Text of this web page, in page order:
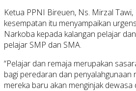
Ketua PPNI Bireuen, Ns. Mirzal Tawi,
kesempatan itu menyampaikan
Narkoba kepada kalangan pelajar
pelajar SMP dan SMA.
“Pelajar dan remaja merupakan
bagi peredaran dan penyalahgunaan
mereka baru akan menginjak dewasa